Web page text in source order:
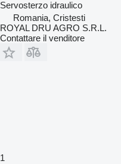
Servosterzo idraulico
Romania, Cristesti
ROYAL DRU AGRO S.R.L.
Contattare il venditore
1